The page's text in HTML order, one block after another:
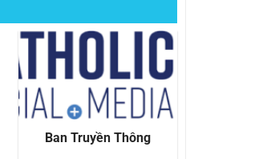
Ban Truyền Thông